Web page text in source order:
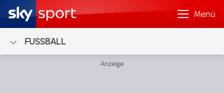
Menü
FUSSBALL